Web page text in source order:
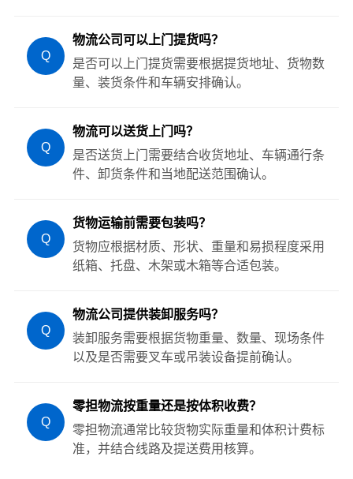
Q
物流公司可以上门提货吗？
是否可以上门提货需要根据提货地址、货物数
量、装货条件和车辆安排确认。
Q
物流可以送货上门吗？
是否送货上门需要结合收货地址、车辆通行条
件、卸货条件和当地配送范围确认。
Q
货物运输前需要包装吗？
货物应根据材质、形状、重量和易损程度采用
纸箱、托盘、木架或木箱等合适包装。
Q
物流公司提供装卸服务吗？
装卸服务需要根据货物重量、数量、现场条件
以及是否需要叉车或吊装设备提前确认。
Q
零担物流按重量还是按体积收费？
零担物流通常比较货物实际重量和体积计费标
准，并结合线路及提送费用核算。